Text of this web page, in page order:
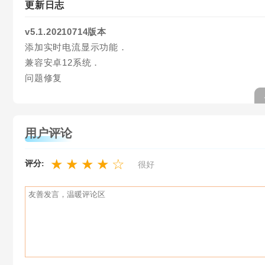
更新日志
v5.1.20210714版本
添加实时电流显示功能．
兼容安卓12系统．
问题修复
用户评论
评分: ★ ★ ★ ★ ☆ 很好